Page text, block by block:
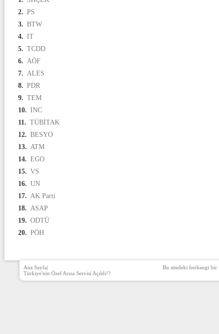
2. PS
3. BTW
4. IT
5. TCDD
6. AÖF
7. ALES
8. PDR
9. TEM
10. INC
11. TÜBİTAK
12. BESYO
13. ATM
14. EGO
15. VS
16. UN
17. AK Parti
18. ASAP
19. ODTÜ
20. PÖH
Ana Sayfa|
Türkiye'nin Özel Arıza Servisi Açıldı!?
Bu sitedeki herhangi bir